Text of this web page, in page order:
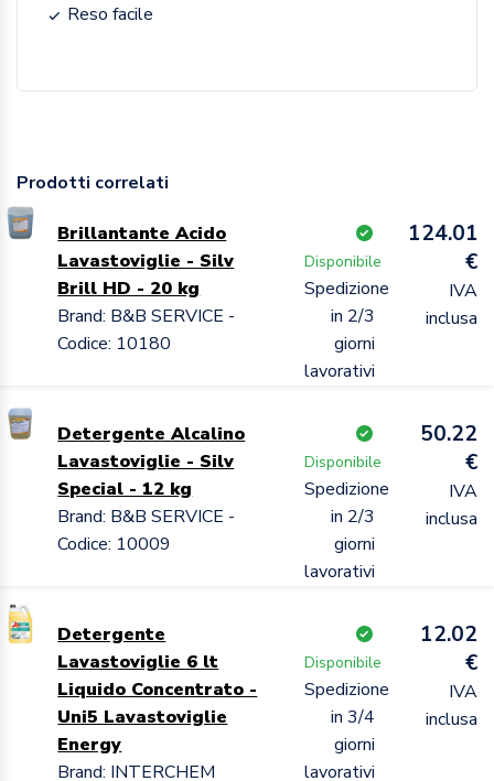
Reso facile
Prodotti correlati
Brillantante Acido
Lavastoviglie - Silv
Brill HD - 20 kg
Brand: B&B SERVICE -
Codice: 10180
Disponibile
Spedizione
in 2/3
giorni
lavorativi
124.01
€
IVA
inclusa
Detergente Alcalino
Lavastoviglie - Silv
Special - 12 kg
Brand: B&B SERVICE -
Codice: 10009
Disponibile
Spedizione
in 2/3
giorni
lavorativi
50.22
€
IVA
inclusa
Detergente
Lavastoviglie 6 lt
Liquido Concentrato -
Uni5 Lavastoviglie
Energy
Brand: INTERCHEM
Disponibile
Spedizione
in 3/4
giorni
lavorativi
12.02
€
IVA
inclusa